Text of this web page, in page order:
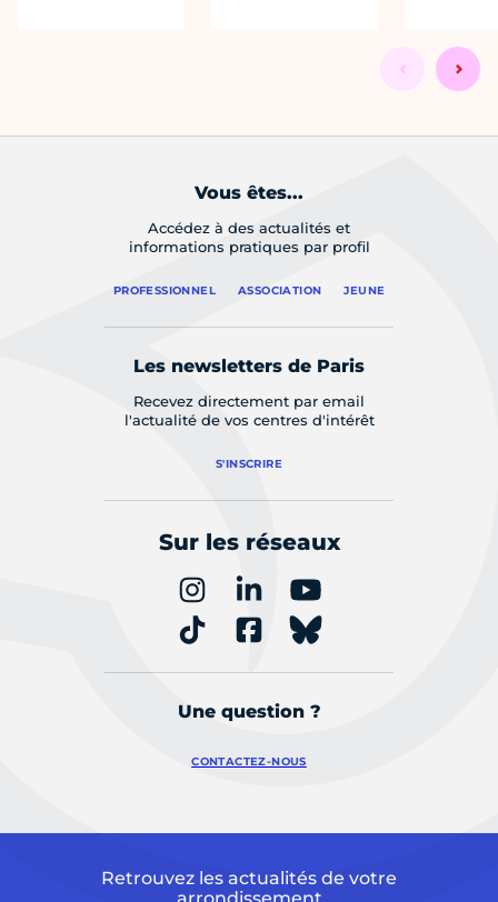
Vous êtes...
Accédez à des actualités et
informations pratiques par profil
PROFESSIONNEL ASSOCIATION JEUNE
Les newsletters de Paris
Recevez directement par email
l'actualité de vos centres d'intérêt
S'INSCRIRE
Sur les réseaux
Une question ?
CONTACTEZ-NOUS
Retrouvez les actualités de votre